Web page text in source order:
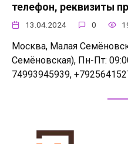
телефон, реквизиты
13.04.2024 0
Москва, Малая
Семёновская), Пн-Пт:
74993945939,